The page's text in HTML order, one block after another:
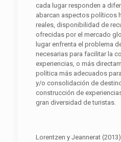
cada lugar responden a
abarcan aspectos políticos
reales, disponibilidad de
ofrecidas por el mercado
lugar enfrenta el problema
necesarias para facilitar la
experiencias, o más
política más adecuados
y/o consolidación de
construcción de
gran diversidad de turistas.
Lorentzen y Jeannerat